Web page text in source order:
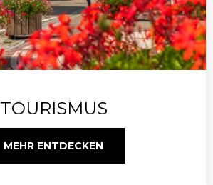
TOURISMUS
MEHR ENTDECKEN